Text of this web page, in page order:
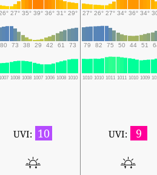
27° 35° 39° 36° 31° 29° 27° 26° 27° 34° 36° 34°
80 73 38 29 42 61 73 79 82 75 50 44 51
1008 1008 1007 1006 1008 1010 1010 1010 1011 1011 1010 1009
UVI: 10 UVI: 9